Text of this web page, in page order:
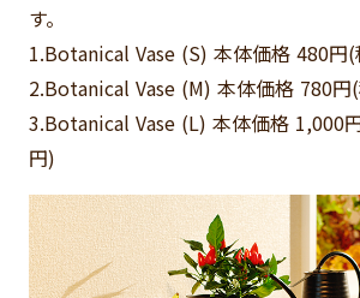
す。
1.Botanical Vase (S) 本体価格 480円
2.Botanical Vase (M) 本体価格 780円
3.Botanical Vase (L) 本体価格 1,000
円)